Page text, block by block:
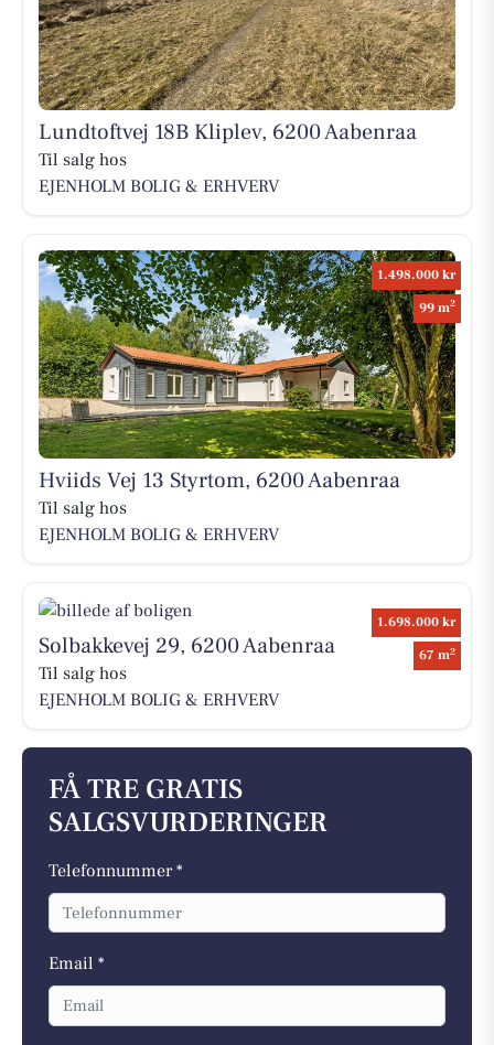
Lundtoftvej 18B Kliplev, 6200 Aabenraa
Til salg hos
EJENHOLM BOLIG & ERHVERV
1.498.000 kr
99 m2
Hviids Vej 13 Styrtom, 6200 Aabenraa
Til salg hos
EJENHOLM BOLIG & ERHVERV
1.698.000 kr
67 m2
Solbakkevej 29, 6200 Aabenraa
Til salg hos
EJENHOLM BOLIG & ERHVERV
FÅ TRE GRATIS
SALGSVURDERINGER
Telefonnummer *
Email *